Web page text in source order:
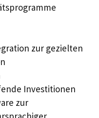
zur gezielten
Investitionen
zur